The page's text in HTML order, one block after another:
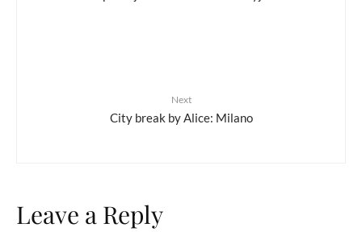
Next
City break by Alice: Milano
Leave a Reply